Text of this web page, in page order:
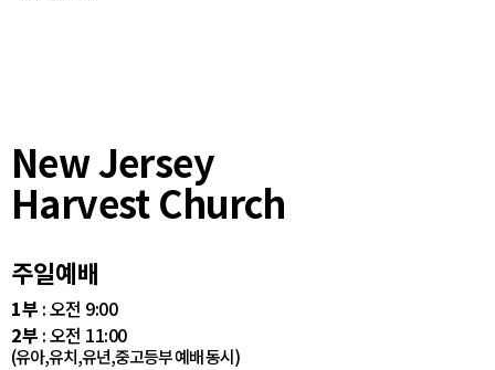
New Jersey
Harvest Church
주일예배
1부 : 오전 9:00
2부 : 오전 11:00
(유아,유치,유년,중고등부 예배 동시)